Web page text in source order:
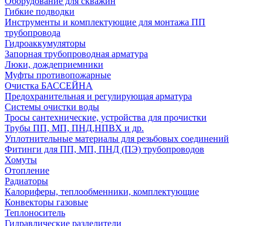
Гибкие подводки
Инструменты и комплектующие для монтажа ПП
трубопровода
Гидроаккумуляторы
Запорная трубопроводная арматура
Люки, дождеприемники
Муфты противопожарные
Очистка БАССЕЙНА
Предохранительная и регулирующая арматура
Системы очистки воды
Тросы сантехнические, устройства для прочистки
Трубы ПП, МП, ПНД,НПВХ и др.
Уплотнительные материалы для резьбовых соединений
Фитинги для ПП, МП, ПНД (ПЭ) трубопроводов
Хомуты
Отопление
Радиаторы
Калориферы, теплообменники, комплектующие
Конвекторы газовые
Теплоноситель
Гидравлические разделители